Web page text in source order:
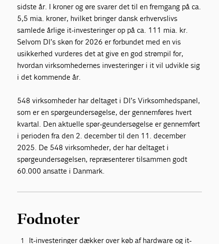
sidste år. I kroner og øre svarer det til en fremgang på ca.
5,5 mia. kroner, hvilket bringer dansk erhvervslivs
samlede årlige it-investeringer op på ca. 111 mia. kr.
Selvom DI’s skøn for 2026 er forbundet med en vis
usikkerhed vurderes det at give en god strømpil for,
hvordan virksomhedernes investeringer i it vil udvikle sig
i det kommende år.
548 virksomheder har deltaget i DI’s Virksomhedspanel,
som er en spørgeundersøgelse, der gennemføres hvert
kvartal. Den aktuelle spør-geundersøgelse er gennemført
i perioden fra den 2. december til den 11. december
2025. De 548 virksomheder, der har deltaget i
spørgeundersøgelsen, repræsenterer tilsammen godt
60.000 ansatte i Danmark.
Fodnoter
It-investeringer dækker over køb af hardware og it-